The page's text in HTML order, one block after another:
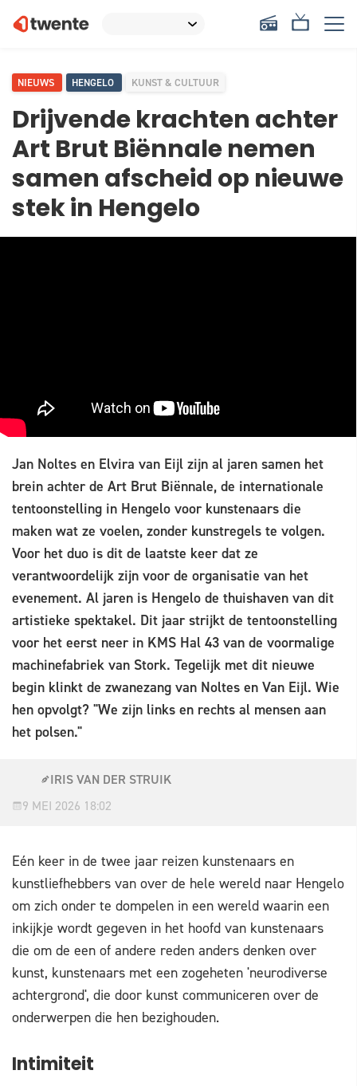
NIEUWS HENGELO KUNST & CULTUUR
Drijvende krachten achter
Art Brut Biënnale nemen
samen afscheid op nieuwe
stek in Hengelo
Jan Noltes en Elvira van Eijl zijn al jaren samen het
brein achter de Art Brut Biënnale, de internationale
tentoonstelling in Hengelo voor kunstenaars die
maken wat ze voelen, zonder kunstregels te volgen.
Voor het duo is dit de laatste keer dat ze
verantwoordelijk zijn voor de organisatie van het
evenement. Al jaren is Hengelo de thuishaven van dit
artistieke spektakel. Dit jaar strijkt de tentoonstelling
voor het eerst neer in KMS Hal 43 van de voormalige
machinefabriek van Stork. Tegelijk met dit nieuwe
begin klinkt de zwanezang van Noltes en Van Eijl. Wie
hen opvolgt? "We zijn links en rechts al mensen aan
het polsen."
IRIS VAN DER STRUIK
9 MEI 2026 18:02
Eén keer in de twee jaar reizen kunstenaars en
kunstliefhebbers van over de hele wereld naar Hengelo
om zich onder te dompelen in een wereld waarin een
inkijkje wordt gegeven in het hoofd van kunstenaars
die om de een of andere reden anders denken over
kunst, kunstenaars met een zogeheten 'neurodiverse
achtergrond', die door kunst communiceren over de
onderwerpen die hen bezighouden.
Intimiteit